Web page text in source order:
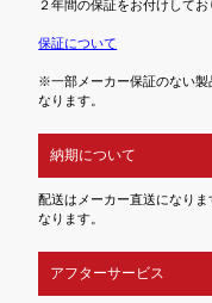
２年間の保証をお付けしてお
保証について
※一部メーカー保証のない製
なります。
納期について
配送はメーカー直送になり
なります。
アフターサービス